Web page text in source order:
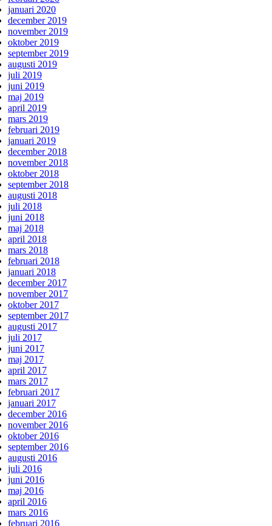
januari 2020
december 2019
november 2019
oktober 2019
september 2019
augusti 2019
juli 2019
juni 2019
maj 2019
april 2019
mars 2019
februari 2019
januari 2019
december 2018
november 2018
oktober 2018
september 2018
augusti 2018
juli 2018
juni 2018
maj 2018
april 2018
mars 2018
februari 2018
januari 2018
december 2017
november 2017
oktober 2017
september 2017
augusti 2017
juli 2017
juni 2017
maj 2017
april 2017
mars 2017
februari 2017
januari 2017
december 2016
november 2016
oktober 2016
september 2016
augusti 2016
juli 2016
juni 2016
maj 2016
april 2016
mars 2016
februari 2016